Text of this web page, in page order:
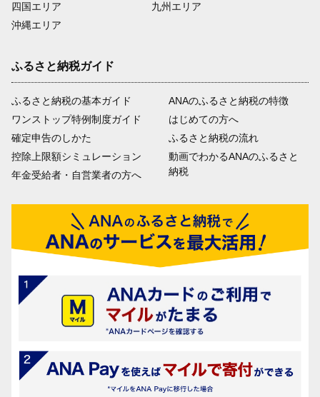
四国エリア
沖縄エリア
九州エリア
ふるさと納税ガイド
ふるさと納税の基本ガイド
ワンストップ特例制度ガイド
確定申告のしかた
控除上限額シミュレーション
年金受給者・自営業者の方へ
ANAのふるさと納税の特徴
はじめての方へ
ふるさと納税の流れ
動画でわかるANAのふるさと
納税